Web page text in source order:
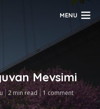
MENU
Mevsimi
2 min read 1 comment